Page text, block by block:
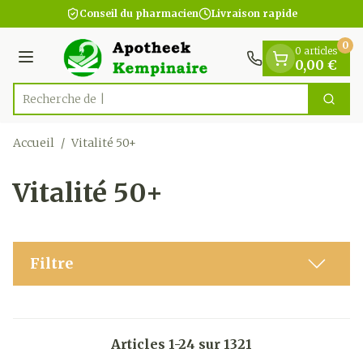
Aller au contenu
1 de 1
Conseil du pharmacien Livraison rapide
Menu
Rechercher
0 articles
0,00 €
0
Accueil / Vitalité 50+
Vitalité 50+
Filtre
Articles 1-24 sur 1321